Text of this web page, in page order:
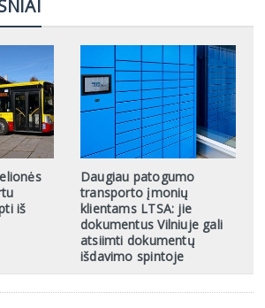
iš
Daugiau patogumo
transporto įmonių
klientams LTSA: jie
dokumentus Vilniuje gali
atsiimti dokumentų
išdavimo spintoje